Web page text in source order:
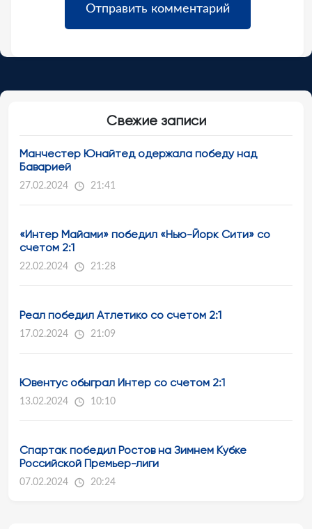
Свежие записи
Манчестер Юнайтед одержала победу над
Баварией
27.02.2024 21:41
«Интер Майами» победил «Нью-Йорк Сити» со
счетом 2:1
22.02.2024 21:28
Реал победил Атлетико со счетом 2:1
17.02.2024 21:09
Ювентус обыграл Интер со счетом 2:1
13.02.2024 10:10
Спартак победил Ростов на Зимнем Кубке
Российской Премьер-лиги
07.02.2024 20:24